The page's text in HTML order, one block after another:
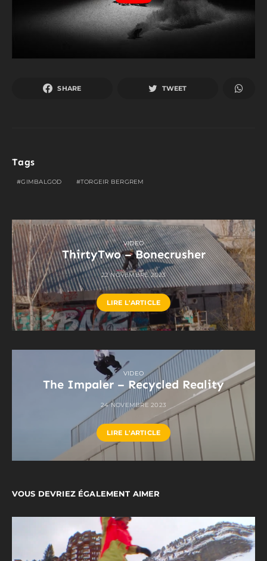
SHARE TWEET
Tags
GIMBALGOD TORGEIR BERGREM
VIDEO
ThirtyTwo – Bonecrusher
22 NOVEMBRE 2023
LIRE L'ARTICLE
VIDEO
The Impaler – Recycled Reality
24 NOVEMBRE 2023
LIRE L'ARTICLE
VOUS DEVRIEZ ÉGALEMENT AIMER